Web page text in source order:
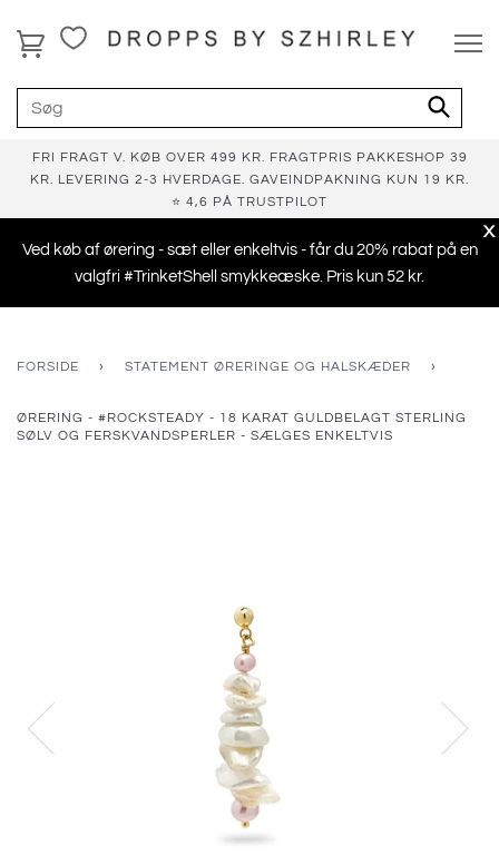
FRI FRAGT V. KØB OVER 499 KR. FRAGTPRIS PAKKESHOP 39
KR. LEVERING 2-3 HVERDAGE. GAVEINDPAKNING KUN 19 KR.
⭐ 4,6 PÅ TRUSTPILOT
X
Ved køb af ørering - sæt eller enkeltvis - får du 20% rabat på en
valgfri #TrinketShell smykkeæske. Pris kun 52 kr.
FORSIDE › STATEMENT ØRERINGE OG HALSKÆDER ›
ØRERING - #ROCKSTEADY - 18 KARAT GULDBELAGT STERLING
SØLV OG FERSKVANDSPERLER - SÆLGES ENKELTVIS